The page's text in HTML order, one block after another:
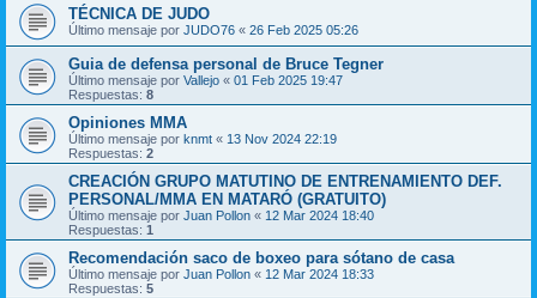
TÉCNICA DE JUDO
Último mensaje por JUDO76 « 26 Feb 2025 05:26
Guia de defensa personal de Bruce Tegner
Último mensaje por Vallejo « 01 Feb 2025 19:47
Respuestas: 8
Opiniones MMA
Último mensaje por knmt « 13 Nov 2024 22:19
Respuestas: 2
CREACIÓN GRUPO MATUTINO DE ENTRENAMIENTO DEF.
PERSONAL/MMA EN MATARÓ (GRATUITO)
Último mensaje por Juan Pollon « 12 Mar 2024 18:40
Respuestas: 1
Recomendación saco de boxeo para sótano de casa
Último mensaje por Juan Pollon « 12 Mar 2024 18:33
Respuestas: 5